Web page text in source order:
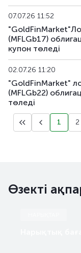
07.07.26 11:52
(MFLGb17)
купон төледі
02.07.26 11:20
"GoldFinMarket"
(MFLGb22)
төледі
1 2
Өзекті